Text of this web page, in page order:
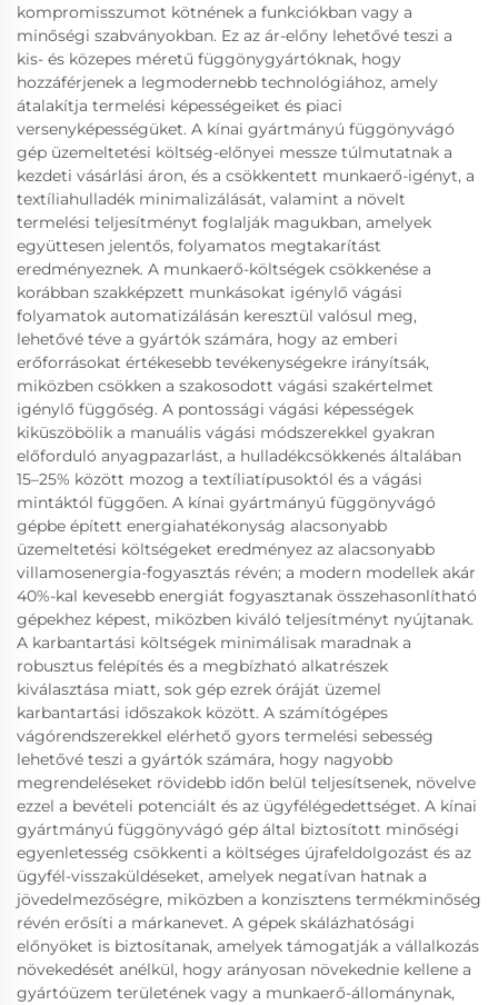
kompromisszumot kötnének a funkciókban vagy a
minőségi szabványokban. Ez az ár-előny lehetővé teszi a
kis- és közepes méretű függönygyártóknak, hogy
hozzáférjenek a legmodernebb technológiához, amely
átalakítja termelési képességeiket és piaci
versenyképességüket. A kínai gyártmányú függönyvágó
gép üzemeltetési költség-előnyei messze túlmutatnak a
kezdeti vásárlási áron, és a csökkentett munkaerő-igényt, a
textíliahulladék minimalizálását, valamint a növelt
termelési teljesítményt foglalják magukban, amelyek
együttesen jelentős, folyamatos megtakarítást
eredményeznek. A munkaerő-költségek csökkenése a
korábban szakképzett munkásokat igénylő vágási
folyamatok automatizálásán keresztül valósul meg,
lehetővé téve a gyártók számára, hogy az emberi
erőforrásokat értékesebb tevékenységekre irányítsák,
miközben csökken a szakosodott vágási szakértelmet
igénylő függőség. A pontossági vágási képességek
kiküszöbölik a manuális vágási módszerekkel gyakran
előforduló anyagpazarlást, a hulladékcsökkenés általában
15–25% között mozog a textíliatípusoktól és a vágási
mintáktól függően. A kínai gyártmányú függönyvágó
gépbe épített energiahatékonyság alacsonyabb
üzemeltetési költségeket eredményez az alacsonyabb
villamosenergia-fogyasztás révén; a modern modellek akár
40%-kal kevesebb energiát fogyasztanak összehasonlítható
gépekhez képest, miközben kiváló teljesítményt nyújtanak.
A karbantartási költségek minimálisak maradnak a
robusztus felépítés és a megbízható alkatrészek
kiválasztása miatt, sok gép ezrek óráját üzemel
karbantartási időszakok között. A számítógépes
vágórendszerekkel elérhető gyors termelési sebesség
lehetővé teszi a gyártók számára, hogy nagyobb
megrendeléseket rövidebb időn belül teljesítsenek, növelve
ezzel a bevételi potenciált és az ügyfélégedettséget. A kínai
gyártmányú függönyvágó gép által biztosított minőségi
egyenletesség csökkenti a költséges újrafeldolgozást és az
ügyfél-visszaküldéseket, amelyek negatívan hatnak a
jövedelmezőségre, miközben a konzisztens termékminőség
révén erősíti a márkanevet. A gépek skálázhatósági
előnyöket is biztosítanak, amelyek támogatják a vállalkozás
növekedését anélkül, hogy arányosan növekednie kellene a
gyártóüzem területének vagy a munkaerő-állománynak,